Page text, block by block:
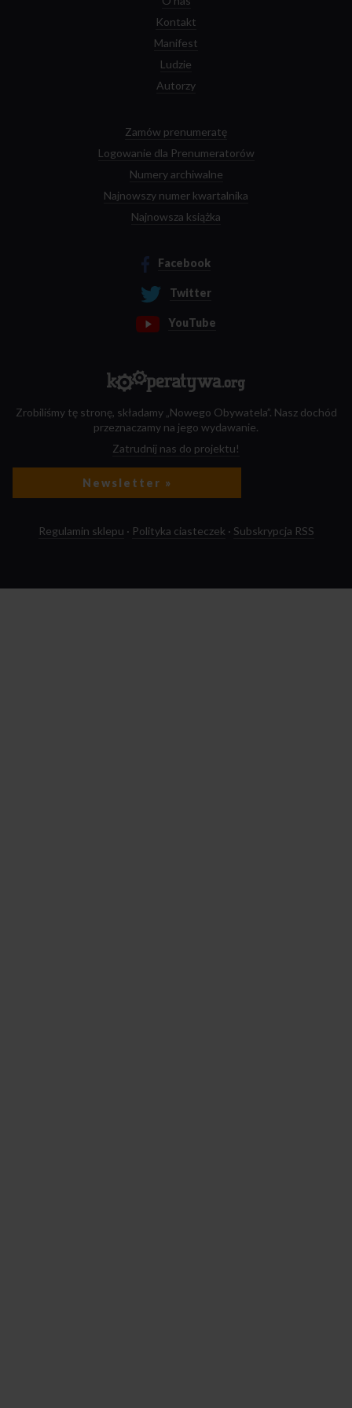
Kontakt
Manifest
Ludzie
Autorzy
Zamów prenumeratę
Logowanie dla Prenumeratorów
Numery archiwalne
Najnowszy numer kwartalnika
Najnowsza książka
Facebook
Twitter
YouTube
Zrobiliśmy tę stronę, składamy „Nowego Obywatela”. Nasz dochód
przeznaczamy na jego wydawanie.
Zatrudnij nas do projektu!
Newsletter »
Regulamin sklepu · Polityka ciasteczek · Subskrypcja RSS